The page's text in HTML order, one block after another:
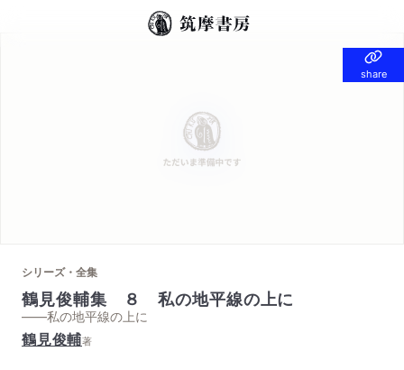
share
share
シリーズ・全集
鶴見俊輔集 ８ 私の地平線の上に
——私の地平線の上に
鶴見俊輔著